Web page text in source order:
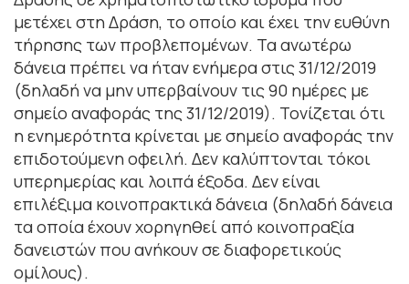
μετέχει στη Δράση, το οποίο και έχει την ευθύνη
τήρησης των προβλεπομένων. Τα ανωτέρω
δάνεια πρέπει να ήταν ενήμερα στις 31/12/2019
(δηλαδή να μην υπερβαίνουν τις 90 ημέρες με
σημείο αναφοράς της 31/12/2019). Τονίζεται ότι
η ενημερότητα κρίνεται με σημείο αναφοράς την
επιδοτούμενη οφειλή. Δεν καλύπτονται τόκοι
υπερημερίας και λοιπά έξοδα. Δεν είναι
επιλέξιμα κοινοπρακτικά δάνεια (δηλαδή δάνεια
τα οποία έχουν χορηγηθεί από κοινοπραξία
δανειστών που ανήκουν σε διαφορετικούς
ομίλους).